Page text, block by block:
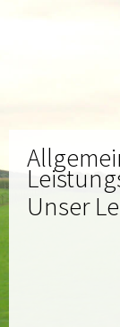
Unser